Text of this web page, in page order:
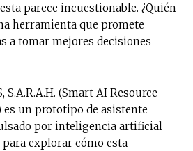
parece incuestionable. ¿Quién
herramienta que promete
a tomar mejores decisiones
S.A.R.A.H. (Smart AI Resource
un prototipo de asistente
por inteligencia artificial
explorar cómo esta